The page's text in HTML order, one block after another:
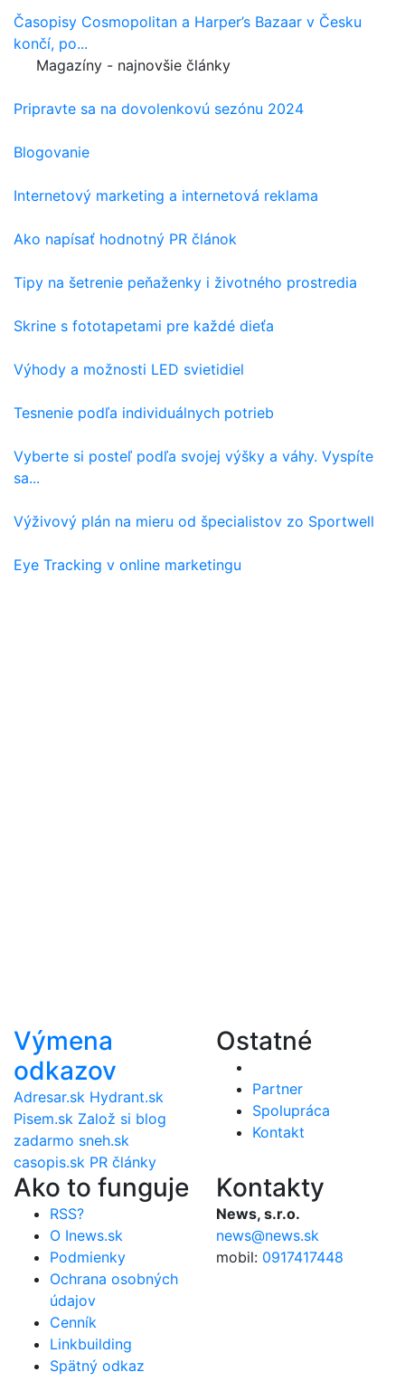
Časopisy Cosmopolitan a Harper’s Bazaar v Česku
končí, po...
Magazíny - najnovšie články
Pripravte sa na dovolenkovú sezónu 2024
Blogovanie
Internetový marketing a internetová reklama
Ako napísať hodnotný PR článok
Tipy na šetrenie peňaženky i životného prostredia
Skrine s fototapetami pre každé dieťa
Výhody a možnosti LED svietidiel
Tesnenie podľa individuálnych potrieb
Vyberte si posteľ podľa svojej výšky a váhy. Vyspíte
sa...
Výživový plán na mieru od špecialistov zo Sportwell
Eye Tracking v online marketingu
Výmena
odkazov
Adresar.sk Hydrant.sk
Pisem.sk Založ si blog
zadarmo sneh.sk
casopis.sk PR články
Ostatné
Partner
Spolupráca
Kontakt
Ako to funguje
RSS?
O Inews.sk
Podmienky
Ochrana osobných
údajov
Cenník
Linkbuilding
Spätný odkaz
Kontakty
News, s.r.o.
news@news.sk
mobil: 0917417448